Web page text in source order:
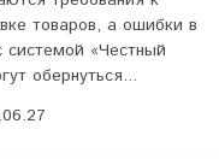
товаров, а ошибки в
системой «Честный
обернуться...